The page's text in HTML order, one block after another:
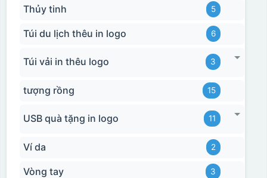
Thủy tinh 5
Túi du lịch thêu in logo 6
Túi vải in thêu logo 3
tượng rồng 15
USB quà tặng in logo 11
Ví da 2
Vòng tay 3